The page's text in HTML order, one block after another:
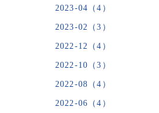
2023-04（4）
2023-02（3）
2022-12（4）
2022-10（3）
2022-08（4）
2022-06（4）